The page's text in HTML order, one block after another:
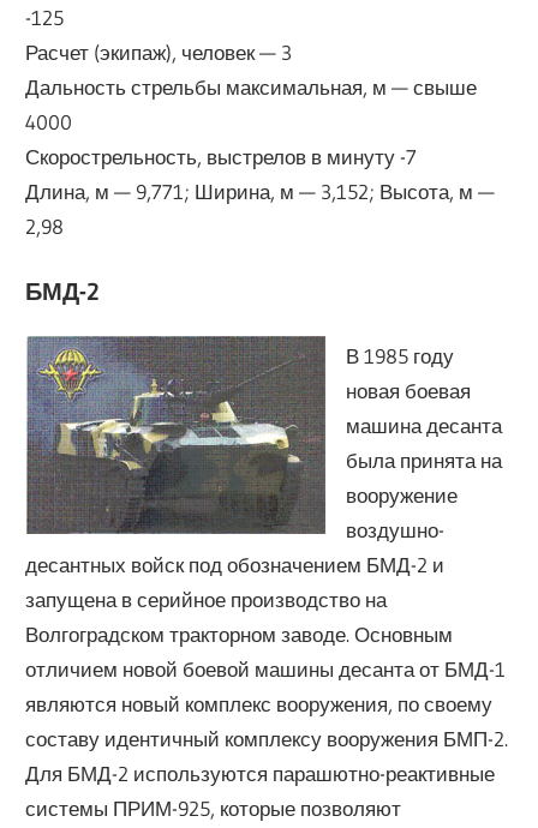
-125
Расчет (экипаж), человек — 3
Дальность стрельбы максимальная, м — свыше
4000
Скорострельность, выстрелов в минуту -7
Длина, м — 9,771; Ширина, м — 3,152; Высота, м —
2,98
БМД-2
В 1985 году
новая боевая
машина десанта
была принята на
вооружение
воздушно-
десантных войск под обозначением БМД-2 и
запущена в серийное производство на
Волгоградском тракторном заводе. Основным
отличием новой боевой машины десанта от БМД-1
являются новый комплекс вооружения, по своему
составу идентичный комплексу вооружения БМП-2.
Для БМД-2 используются парашютно-реактивные
системы ПРИМ-925, которые позволяют